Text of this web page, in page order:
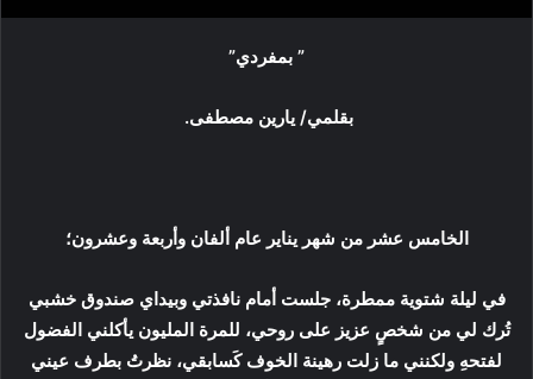
” بمفردي”
بقلمي/ يارين مصطفى.
الخامس عشر من شهر يناير عام ألفان وأربعة وعشرون؛
في ليلة شتوية ممطرة، جلست أمام نافذتي وبيداي صندوق خشبي
تُرك لي من شخصٍ عزيز على روحي، للمرة المليون يأكلني الفضول
لفتحهِ ولكنني ما زلت رهينة الخوف كَسابقي، نظرتُ بطرف عيني